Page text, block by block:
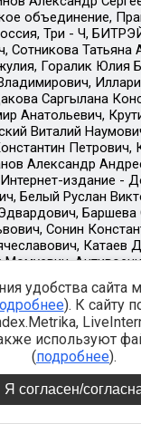
удобства сайта
). К сайту
используют
(подробнее).
Я согласен/